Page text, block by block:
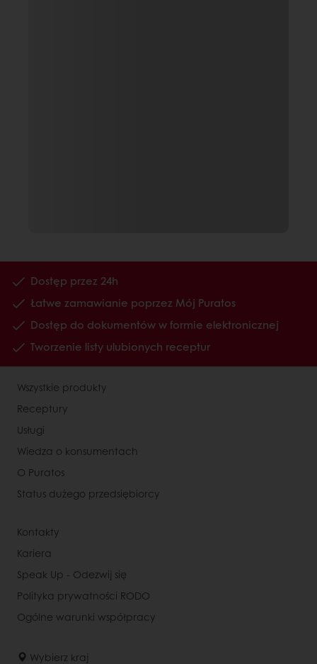
Dostęp przez 24h
Łatwe zamawianie poprzez Mój Puratos
Dostęp do dokumentów w formie elektronicznej
Tworzenie listy ulubionych receptur
Wszystkie produkty
Receptury
Usługi
Wiedza o konsumentach
O Puratos
Status dużego przedsiębiorcy
Kontakty
Kariera
Speak Up - Odezwij się
Polityka prywatności RODO
Ogólne warunki współpracy
Wybierz kraj